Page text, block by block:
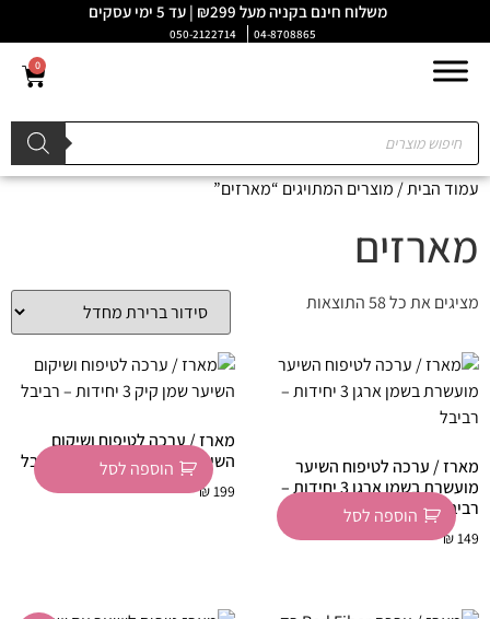
משלוח חינם בקניה מעל ₪299 | עד 5 ימי עסקים
04-8708865
050-2122714
0
עמוד הבית/ מוצרים המתויגים “מארזים”
מארזים
מציגים את כל ⁦58⁩ התוצאות
מארז / ערכה לטיפוח השיער
מועשרת בשמן ארגן 3 יחידות –
רביבל
₪149
הוספה לסל
מארז / ערכה לטיפוח ושיקום
השיער שמן קיק 3 יחידות – רביבל
₪199
הוספה לסל